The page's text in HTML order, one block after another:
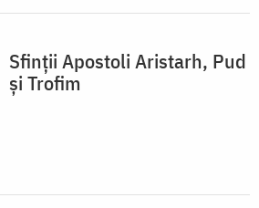
Sfinții Apostoli Aristarh, Pud
și Trofim